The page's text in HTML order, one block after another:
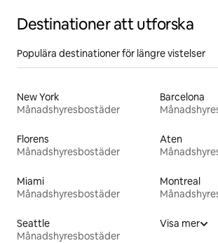
Destinationer att utforska
Populära destinationer för längre vistelser
New York
Månadshyresbostäder
Barcelona
Florens
Månadshyresbostäder
Aten
Miami
Månadshyresbostäder
Montreal
Seattle
Månadshyresbostäder
Visa mer